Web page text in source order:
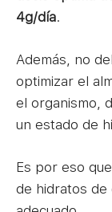
4g/día.
Además, no
optimizar el
el organismo,
un estado de
Es por eso
de hidratos de